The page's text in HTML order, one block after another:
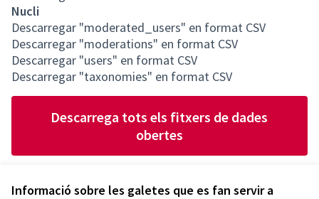
Informació sobre les galetes que es fan servir a
Nucli
Descarregar "moderated_users" en format CSV
Descarregar "moderations" en format CSV
Descarregar "users" en format CSV
Descarregar "taxonomies" en format CSV
Descarrega tots els fitxers de dades
obertes